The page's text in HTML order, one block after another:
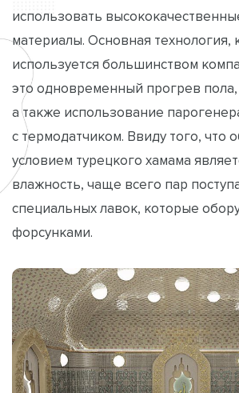
использовать
материалы. Основная технология,
используется большинством
это одновременный прогрев
а также использование
с термодатчиком. Ввиду того, что
условием турецкого хамама
влажность, чаще всего пар
специальных лавок, которые
форсунками.